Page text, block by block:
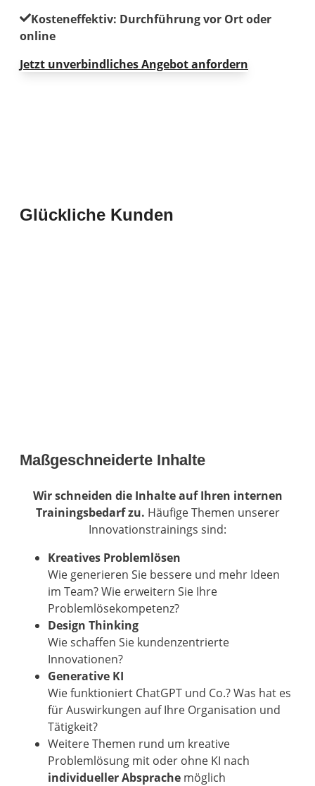
Kosteneffektiv: Durchführung vor Ort oder
online
Jetzt unverbindliches Angebot anfordern
Glückliche Kunden
Maßgeschneiderte Inhalte
Wir schneiden die Inhalte auf Ihren internen
Trainingsbedarf zu. Häufige Themen unserer
Innovationstrainings sind:
Kreatives Problemlösen
Wie generieren Sie bessere und mehr Ideen
im Team? Wie erweitern Sie Ihre
Problemlösekompetenz?
Design Thinking
Wie schaffen Sie kundenzentrierte
Innovationen?
Generative KI
Wie funktioniert ChatGPT und Co.? Was hat es
für Auswirkungen auf Ihre Organisation und
Tätigkeit?
Weitere Themen rund um kreative
Problemlösung mit oder ohne KI nach
individueller Absprache möglich